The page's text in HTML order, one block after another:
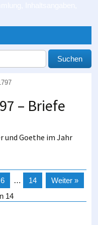
– Briefe
und Goethe im Jahr
6 … 14
Weiter »
14